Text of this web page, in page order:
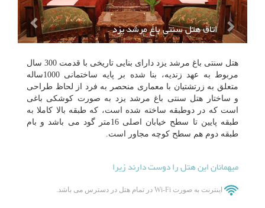
اتاق هتل سنتی باغ مرشد یزد
هتل سنتی باغ مرشد یزد دارای بنایی تاریخی با قدمت 300 سال
مربوط به عهد زندیه، بنا شده بر پایه ساختمانی 1000ساله
متعلق به زرتشتیان با معماری منحصر به فرد از لحاظ طراحی
و ساختار هتل سنتی باغ مرشد یزد به صورت کوشکی باغی
است که در دوطبقه ساخته شده است، که طبقه بالا کاملا به
طبقه پایین تا سطح خیابان اصلی 16متر گود می باشد و بام
طبقه دوم هم سطح کوچه مجاور است.
میهمانان این هتل را دوست دارند زیرا
اینترنت به صورت Wi-Fi در تمام هتل در دسترس می باشد.